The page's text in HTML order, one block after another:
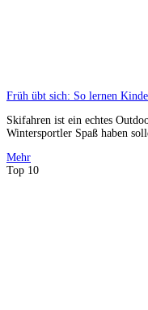
Früh übt sich: So lernen
Skifahren ist ein echtes
Wintersportler Spaß haben
Mehr
Top 10